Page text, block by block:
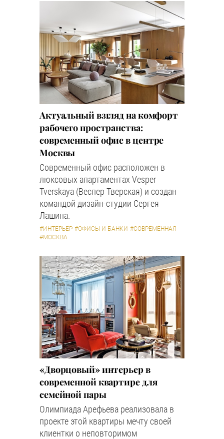
Актуальный взгляд на комфорт
рабочего пространства:
современный офис в центре
Москвы
Современный офис расположен в
люксовых апартаментах Vesper
Tverskaya (Веспер Тверская) и создан
командой дизайн-студии Сергея
Лашина.
#ИНТЕРЬЕР #ОФИСЫ И БАНКИ #СОВРЕМЕННАЯ
#МОСКВА
«Дворцовый» интерьер в
современной квартире для
семейной пары
Олимпиада Арефьева реализовала в
проекте этой квартиры мечту своей
клиентки о неповторимом